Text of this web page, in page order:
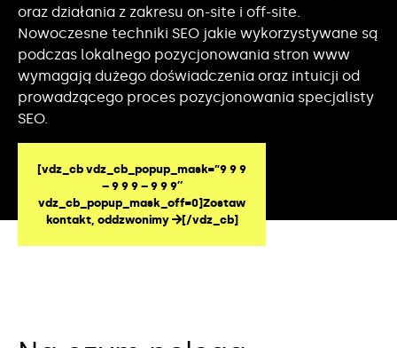
oraz działania z zakresu on-site i off-site.
Nowoczesne techniki SEO jakie wykorzystywane są
podczas lokalnego pozycjonowania stron www
wymagają dużego doświadczenia oraz intuicji od
prowadzącego proces pozycjonowania specjalisty
SEO.
[vdz_cb vdz_cb_popup_mask=”9 9 9
– 9 9 9 – 9 9 9″
vdz_cb_popup_mask_off=0]Zostaw
kontakt, oddzwonimy
[/vdz_cb]